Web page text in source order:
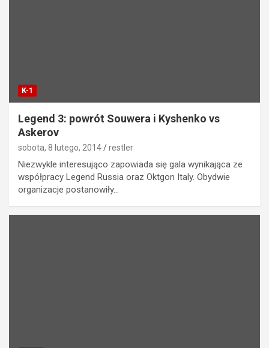
K-1
Legend 3: powrót Souwera i Kyshenko vs
Askerov
sobota, 8 lutego, 2014 restler
Niezwykle interesująco zapowiada się gala wynikająca ze
współpracy Legend Russia oraz Oktgon Italy. Obydwie
organizacje postanowiły…